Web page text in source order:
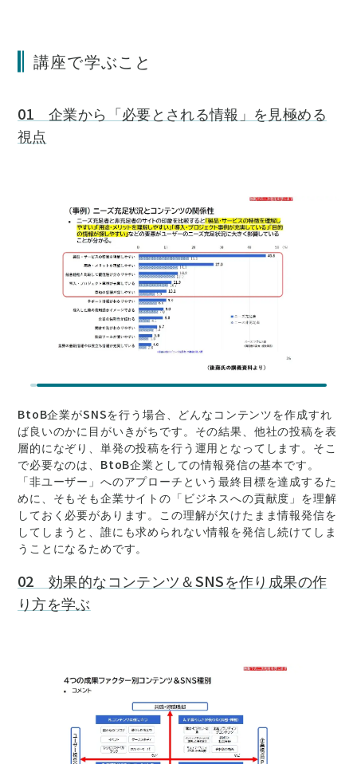
講座で学ぶこと
01 企業から「必要とされる情報」を見極める
視点
BtoB企業がSNSを行う場合、どんなコンテンツを作成すれ
ば良いのかに目がいきがちです。その結果、他社の投稿を表
層的になぞり、単発の投稿を行う運用となってします。そこ
で必要なのは、BtoB企業としての情報発信の基本です。
「非ユーザー」へのアプローチという最終目標を達成するた
めに、そもそも企業サイトの「ビジネスへの貢献度」を理解
しておく必要があります。この理解が欠けたまま情報発信を
してしまうと、誰にも求められない情報を発信し続けてしま
うことになるためです。
02 効果的なコンテンツ＆SNSを作り成果の作
り方を学ぶ